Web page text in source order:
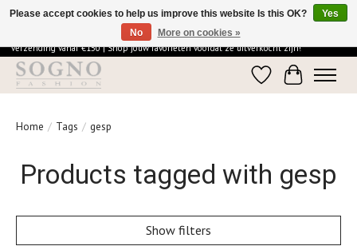
Ontdek de elegantie van SOGNO Fashion | Vandaag besteld = morgen in huis | Gratis
verzending vanaf €150 | Shop jouw favorieten voordat ze uitverkocht zijn!
WishlistCart
Home / Tags / gesp
Products tagged with gesp
Show filters
Please accept cookies to help us improve this website Is this OK?
Yes
No
More on cookies »